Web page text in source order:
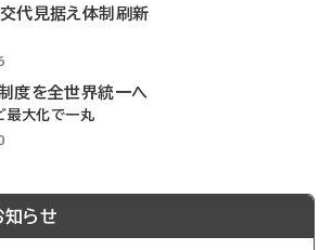
代見据え体制刷新
度を全世界統一へ
最大化で一丸
知らせ